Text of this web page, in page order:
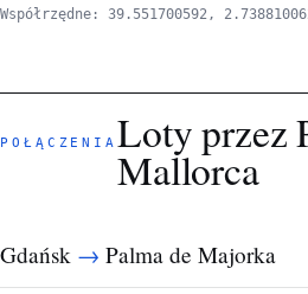
Współrzędne: 39.551700592,
POŁĄCZENIALoty przez
Mallorca
Gdańsk → Palma de Majorka